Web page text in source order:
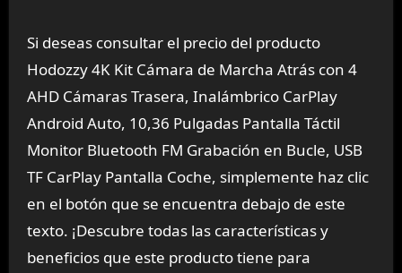
Si deseas consultar el precio del producto
Hodozzy 4K Kit Cámara de Marcha Atrás con 4
AHD Cámaras Trasera, Inalámbrico CarPlay
Android Auto, 10,36 Pulgadas Pantalla Táctil
Monitor Bluetooth FM Grabación en Bucle, USB
TF CarPlay Pantalla Coche, simplemente haz clic
en el botón que se encuentra debajo de este
texto. ¡Descubre todas las características y
beneficios que este producto tiene para